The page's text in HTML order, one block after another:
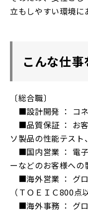
立もしやすい環境に
こんな仕事
〔総合職〕
■設計開発 ： コ
■品質保証 ： お
ソ製品の性能テス
■国内営業 ： 電
ーなどのお客様へ
■海外営業 ： グ
（ＴＯＥＩＣ800点
■海外事務 ： グ